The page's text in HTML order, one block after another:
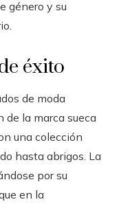
género y su
éxito
de moda
de la marca sueca
una colección
hasta abrigos. La
por su
en la